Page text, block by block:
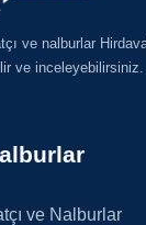
ve nalburlar
ve inceleyebilirsiniz.
ve Nalburlar